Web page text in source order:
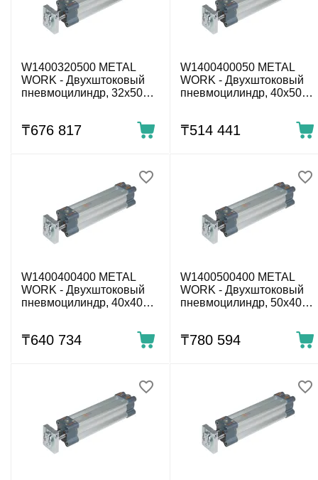
W1400320500 METAL
WORK - Двухштоковый
пневмоцилиндр, 32x500
₸676 817
W1400400050 METAL
WORK - Двухштоковый
пневмоцилиндр, 40x50
₸514 441
W1400400400 METAL
WORK - Двухштоковый
пневмоцилиндр, 40x400
₸640 734
W1400500400 METAL
WORK - Двухштоковый
пневмоцилиндр, 50x400
₸780 594